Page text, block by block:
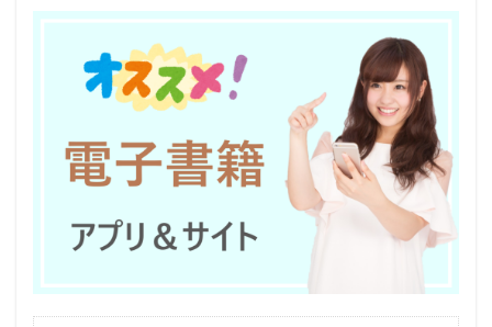
九州エリア
中退 中卒
みじめ
マネジメント
フリーター
ビル設備管理技能士
ハイクラス
二－ト
サイト
キャリア支援
おすすめ
アプリ
50代 40代 九州地方
人事労務
弁護士
大学 建築施工管理士
就職支援
就活エージェント
専門学校
宮城県仙台市
定額
学歴 大阪
企業内弁護士
土地家屋調査士補助者
土地家屋調査士
司法書士 厳しい
北海道